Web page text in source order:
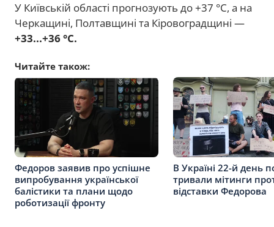
У Київській області прогнозують до +37 °C, а на
Черкащині, Полтавщині та Кіровоградщині —
+33...+36 °C.
Читайте також:
Федоров заявив про успішне
випробування української
балістики та плани щодо
роботизації фронту
В Україні 22-й день
тривали мітинги
відставки Федорова